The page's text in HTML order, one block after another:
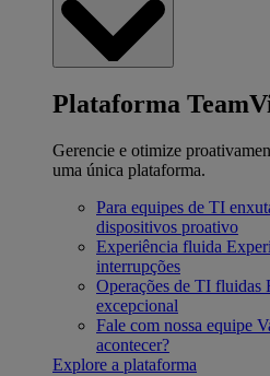
Plataforma
Gerencie e otimize
uma única plataforma.
Para equipes de TI
dispositivos proativo
Experiência fluida
interrupções
Operações de TI fluidas
excepcional
Fale com nossa equipe
acontecer?
Explore a plataforma